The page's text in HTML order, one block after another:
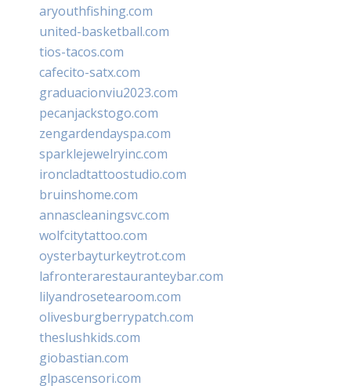
aryouthfishing.com
united-basketball.com
tios-tacos.com
cafecito-satx.com
graduacionviu2023.com
pecanjackstogo.com
zengardendayspa.com
sparklejewelryinc.com
ironcladtattoostudio.com
bruinshome.com
annascleaningsvc.com
wolfcitytattoo.com
oysterbayturkeytrot.com
lafronterarestauranteybar.com
lilyandrosetearoom.com
olivesburgberrypatch.com
theslushkids.com
giobastian.com
glpascensori.com